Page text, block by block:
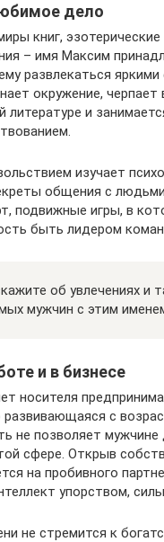
дело
книг, эзотерические
– имя Максим
развлекаться яркими
окружение, черпает
литературе и
изучает
общения с
подвижные игры, в
быть лидером
об увлечениях и
мужчин с этим
и в бизнесе
носителя
с
не позволяет мужчине
сфере. Открыв
на пробивного
упорством,
не стремится к